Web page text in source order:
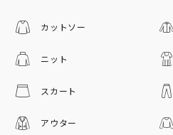
カットソー
ニット
スカート
アウター